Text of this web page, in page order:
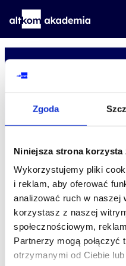
Zgoda
Niniejsza strona
Wykorzystujemy pliki
i reklam, aby oferować
analizować ruch w naszej
korzystasz z naszej
społecznościowym,
Partnerzy mogą
otrzymanymi od Ciebie
promocje
dofinansowania
oferta
speexx
o Altkom Akademii